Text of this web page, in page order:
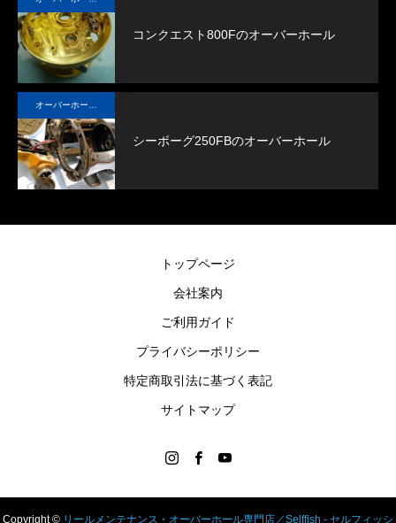
コンクエスト800Fのオーバーホール
シーボーグ250FBのオーバーホール
トップページ
会社案内
ご利用ガイド
プライバシーポリシー
特定商取引法に基づく表記
サイトマップ
Copyright © リールメンテナンス・オーバーホール専門店／Selffish - セルフィッシ